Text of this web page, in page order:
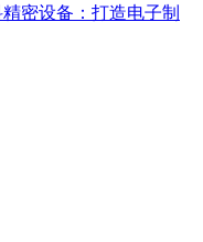
密设备：打造电子制